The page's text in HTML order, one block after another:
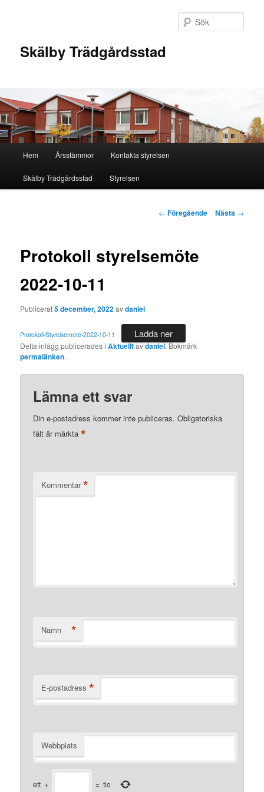
Skälby Trädgårdsstad
Hem Årsstämmor Kontakta styrelsen
Skälby Trädgårdsstad Styrelsen
Inläggsnavigering
← Föregående Nästa →
Protokoll styrelsemöte
2022-10-11
Publicerat5 december, 2022avdaniel
Protokoll-Styrelsemote-2022-10-11 Ladda ner
Detta inlägg publicerades iAktuelltavdaniel. Bokmärk
permalänken.
Lämna ett svar
Din e-postadress kommer inte publiceras. Obligatoriska
fält är märkta*
Kommentar *
Namn *
E-postadress *
Webbplats
ett + = tio